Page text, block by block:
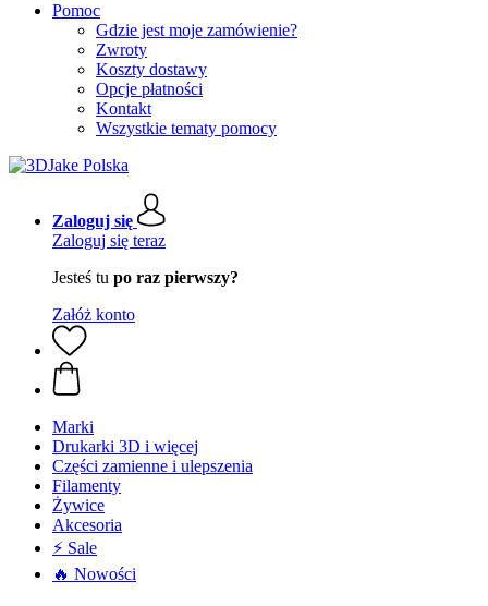
Pomoc
Gdzie jest moje zamówienie?
Zwroty
Koszty dostawy
Opcje płatności
Kontakt
Wszystkie tematy pomocy
Zaloguj się
Zaloguj się teraz
Jesteś tu po raz pierwszy?
Załóż konto
Marki
Drukarki 3D i więcej
Części zamienne i ulepszenia
Filamenty
Żywice
Akcesoria
⚡ Sale
🔥 Nowości